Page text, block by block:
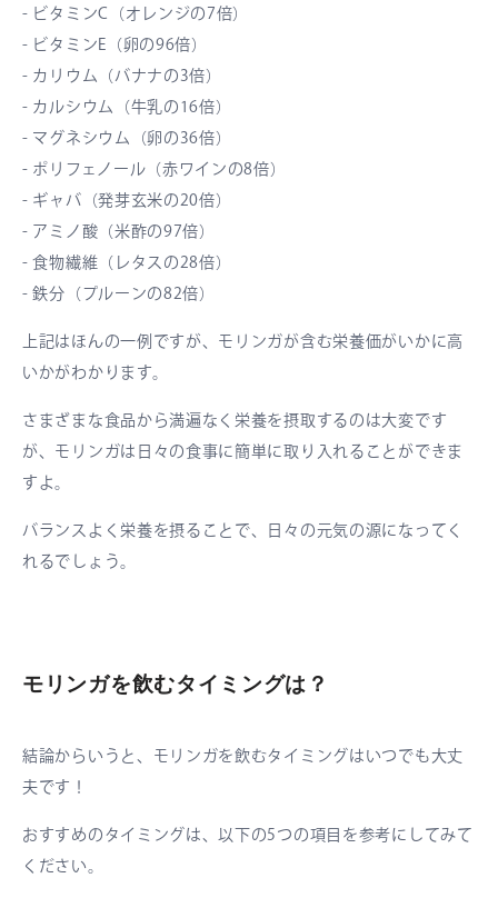
- ビタミンC（オレンジの7倍）
- ビタミンE（卵の96倍）
- カリウム（バナナの3倍）
- カルシウム（牛乳の16倍）
- マグネシウム（卵の36倍）
- ポリフェノール（赤ワインの8倍）
- ギャバ（発芽玄米の20倍）
- アミノ酸（米酢の97倍）
- 食物繊維（レタスの28倍）
- 鉄分（プルーンの82倍）
上記はほんの一例ですが、モリンガが含む栄養価がいかに高
いかがわかります。
さまざまな食品から満遍なく栄養を摂取するのは大変です
が、モリンガは日々の食事に簡単に取り入れることができま
すよ。
バランスよく栄養を摂ることで、日々の元気の源になってく
れるでしょう。
モリンガを飲むタイミングは？
結論からいうと、モリンガを飲むタイミングはいつでも大丈
夫です！
おすすめのタイミングは、以下の5つの項目を参考にしてみて
ください。